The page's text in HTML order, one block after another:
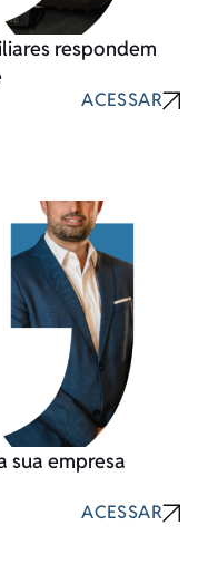
respondem
ACESSAR
sua empresa
ACESSAR